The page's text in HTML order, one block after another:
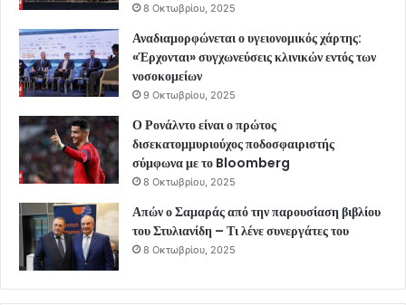
8 Οκτωβρίου, 2025
Αναδιαμορφώνεται ο υγειονομικός χάρτης:
«Έρχονται» συγχωνεύσεις κλινικών εντός των
νοσοκομείων
9 Οκτωβρίου, 2025
Ο Ρονάλντο είναι ο πρώτος
δισεκατομμυριούχος ποδοσφαιριστής
σύμφωνα με το Bloomberg
8 Οκτωβρίου, 2025
Απών ο Σαμαράς από την παρουσίαση βιβλίου
του Στυλιανίδη – Τι λένε συνεργάτες του
8 Οκτωβρίου, 2025